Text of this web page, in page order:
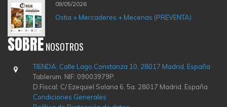
09/05/2026
Ostia + Mercaderes + Mecenas (PREVENTA)
SOBRENOSOTROS
TIENDA: Calle Lago Constanza 10, 28017 Madrid. España
Tablerum. NIF: 09003979P.
D.Fiscal: C/ Ezequiel Solana 6, 5a. 28017 Madrid. España
Condiciones Generales